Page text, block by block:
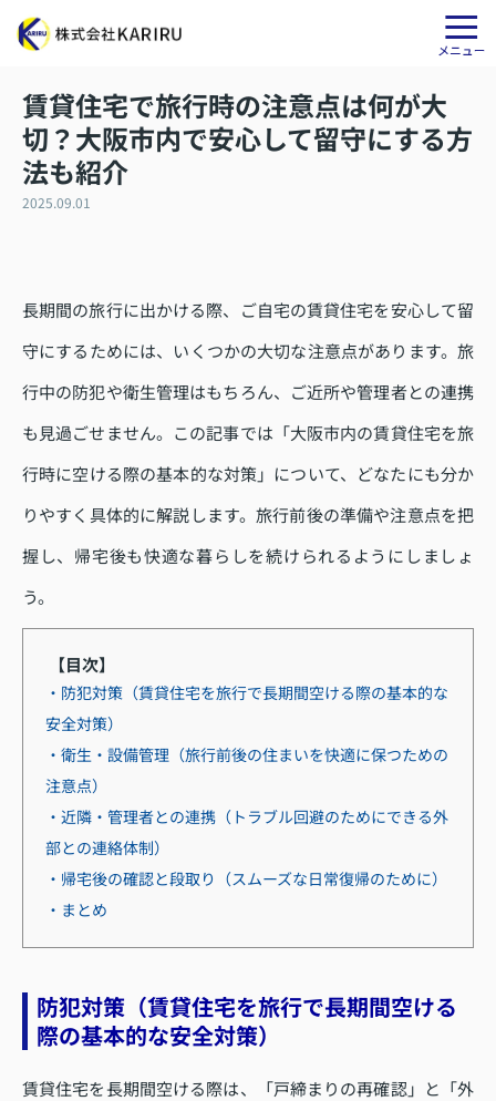
賃貸住宅で旅行時の注意点は何が大
切？大阪市内で安心して留守にする方
法も紹介
2025.09.01
長期間の旅行に出かける際、ご自宅の賃貸住宅を安心して留
守にするためには、いくつかの大切な注意点があります。旅
行中の防犯や衛生管理はもちろん、ご近所や管理者との連携
も見過ごせません。この記事では「大阪市内の賃貸住宅を旅
行時に空ける際の基本的な対策」について、どなたにも分か
りやすく具体的に解説します。旅行前後の準備や注意点を把
握し、帰宅後も快適な暮らしを続けられるようにしましょ
う。
【目次】
・防犯対策（賃貸住宅を旅行で長期間空ける際の基本的な
安全対策）
・衛生・設備管理（旅行前後の住まいを快適に保つための
注意点）
・近隣・管理者との連携（トラブル回避のためにできる外
部との連絡体制）
・帰宅後の確認と段取り（スムーズな日常復帰のために）
・まとめ
防犯対策（賃貸住宅を旅行で長期間空ける
際の基本的な安全対策）
賃貸住宅を長期間空ける際は、「戸締まりの再確認」と「外